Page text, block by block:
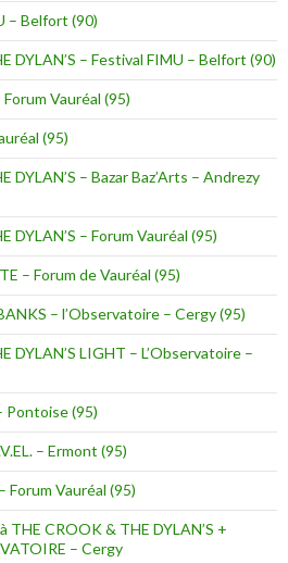
– Belfort (90)
DYLAN’S – Festival FIMU – Belfort (90)
Vauréal (95)
(95)
– Bazar Baz’Arts – Andrezy
DYLAN’S – Forum Vauréal (95)
– Forum de Vauréal (95)
– l’Observatoire – Cergy (95)
DYLAN’S LIGHT – L’Observatoire –
Pontoise (95)
– Ermont (95)
Forum Vauréal (95)
THE CROOK & THE DYLAN’S +
– Cergy